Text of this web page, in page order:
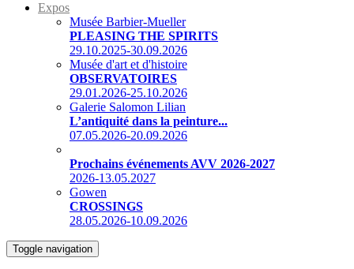
Expos
Musée Barbier-Mueller
PLEASING THE SPIRITS
29.10.2025-30.09.2026
Musée d'art et d'histoire
OBSERVATOIRES
29.01.2026-25.10.2026
Galerie Salomon Lilian
L’antiquité dans la peinture...
07.05.2026-20.09.2026
Prochains événements AVV 2026-2027
2026-13.05.2027
Gowen
CROSSINGS
28.05.2026-10.09.2026
Toggle navigation